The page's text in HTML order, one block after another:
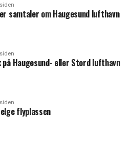
samtaler om Haugesund lufthavn
Haugesund- eller Stord lufthavn
flyplassen